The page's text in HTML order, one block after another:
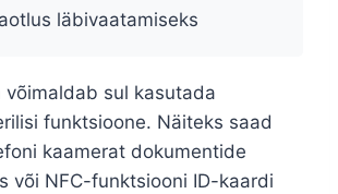
läbivaatamiseks
võimaldab sul kasutada
funktsioone. Näiteks saad
kaamerat dokumentide
või NFC-funktsiooni ID-kaardi